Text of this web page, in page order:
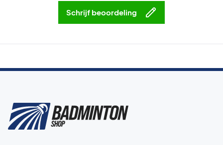
Schrijf beoordeling